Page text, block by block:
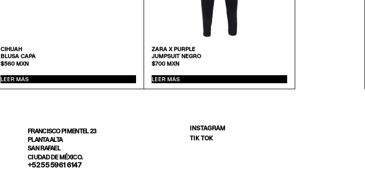
CIHUAH
BLUSA CAPA
$560MXN
LEER MÁS
ZARA X PURPLE
JUMPSUIT NEGRO
$700MXN
LEER MÁS
FRANCISCO PIMENTEL 23
PLANTA ALTA
SAN RAFAEL
CIUDAD DE MÉXICO.
+52 55 5961 6147
INSTAGRAM
TIK TOK